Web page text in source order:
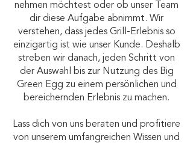
nehmen möchtest oder ob unser Team
dir diese Aufgabe abnimmt. Wir
verstehen, dass jedes Grill-Erlebnis so
einzigartig ist wie unser Kunde. Deshalb
streben wir danach, jeden Schritt von
der Auswahl bis zur Nutzung des Big
Green Egg zu einem persönlichen und
bereichernden Erlebnis zu machen.
Lass dich von uns beraten und profitiere
von unserem umfangreichen Wissen und